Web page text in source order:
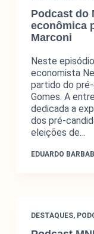
Podcast do
econômica
Marconi
Neste
economista
partido do
Gomes. A
dedicada a
dos pré-
eleições de…
EDUARDO
DESTAQUES,